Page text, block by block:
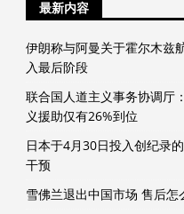
最新内容
伊朗称与阿曼关于霍尔木兹
入最后阶段
联合国人道主义事务协调厅
义援助仅有26%到位
日本于4月30日投入创纪录
干预
雪佛兰退出中国市场 售后怎